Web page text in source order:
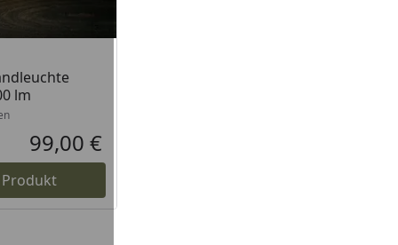
lm
Aktueller Preis
99,00 €